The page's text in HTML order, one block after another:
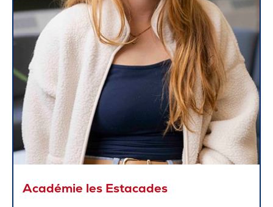
Académie les Estacades